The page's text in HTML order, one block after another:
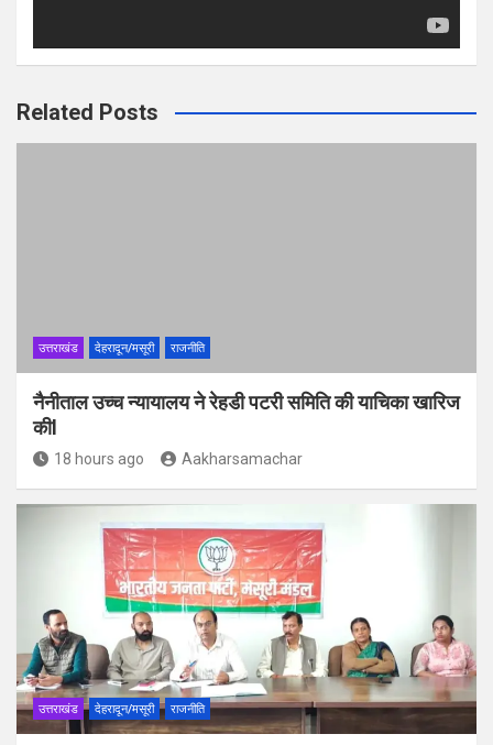
Related Posts
उत्तराखंड देहरादून/मसूरी राजनीति
नैनीताल उच्च न्यायालय ने रेहडी पटरी समिति की याचिका खारिज
कीl
18 hours ago Aakharsamachar
उत्तराखंड देहरादून/मसूरी राजनीति